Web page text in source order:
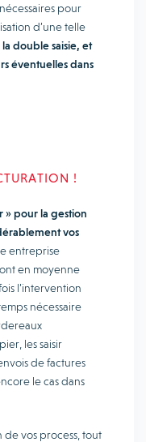
pour
d’une telle
double saisie, et
éventuelles dans
!
» pour la gestion
vos
entreprise
en moyenne
l’intervention
nécessaire
les saisir
de factures
le cas dans
de vos process, tout